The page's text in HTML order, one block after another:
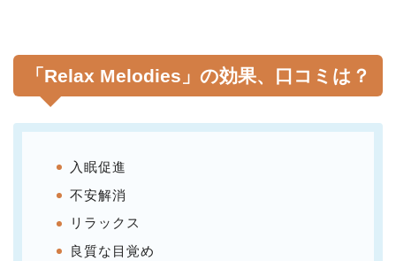
「Relax Melodies」の効果、口コミは？
入眠促進
不安解消
リラックス
良質な目覚め